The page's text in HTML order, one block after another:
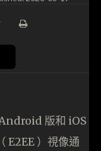
版和 iOS
E2EE ）視像通